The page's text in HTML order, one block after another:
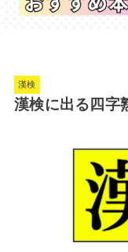
漢検
漢検に出る四字